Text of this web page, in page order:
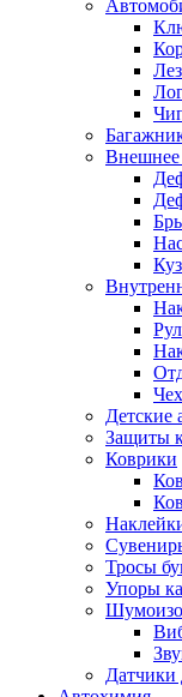
Внешнее
Детские
Защиты
Коврики
Тросы
Упоры
Датчики